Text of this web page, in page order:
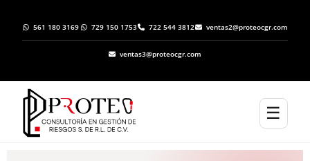
561 180 3169 729 150 1753 722 544 3812 ventas2@proteocgr.com
ventas3@proteocgr.com
☰